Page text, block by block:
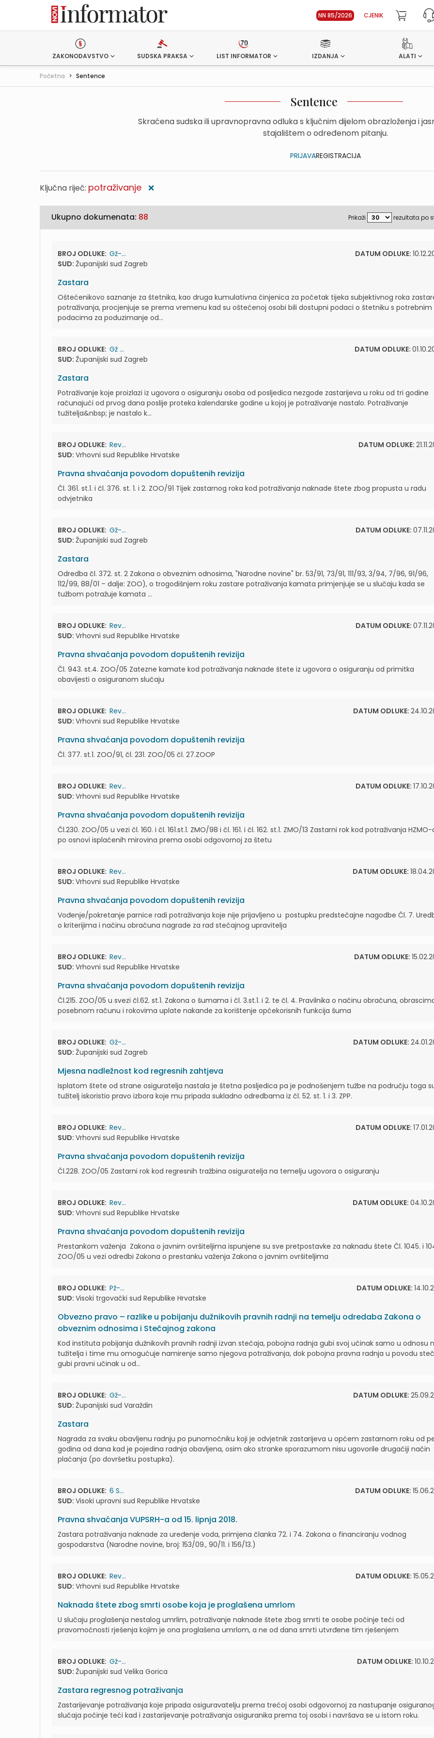
NN 85/2026 CJENIK
ZAKONODAVSTVO SUDSKA PRAKSA LIST INFORMATOR IZDANJA ALATI
Početna > Sentence
Sentence
Skraćena sudska ili upravnopravna odluka s ključnim dijelom obrazloženja i
stajalištem o određenom pitanju.
PRIJAVAREGISTRACIJA
Ključna riječ: potraživanje ❌
Ukupno dokumenata: 88 Prikaži rezultata po
BROJ ODLUKE: Gž-...
SUD: Županijski sud Zagreb
DATUM ODLUKE:
Zastara
Oštećenikovo saznanje za štetnika, kao druga kumulativna činjenica za početak tijeka subjektivnog roka
potraživanja, procjenjuje se prema vremenu kad su oštećenoj osobi bili dostupni podaci o štetniku s potrebnim
podacima za poduzimanje od...
BROJ ODLUKE: Gž ...
SUD: Županijski sud Zagreb
DATUM ODLUKE:
Zastara
Potraživanje koje proizlazi iz ugovora o osiguranju osoba od posljedica nezgode zastarijeva u roku od tri godine
računajući od prvog dana poslije proteka kalendarske godine u kojoj je potraživanje nastalo. Potraživanje
tužitelja&nbsp; je nastalo k...
BROJ ODLUKE: Rev...
SUD: Vrhovni sud Republike Hrvatske
DATUM ODLUKE:
Pravna shvaćanja povodom dopuštenih revizija
Čl. 361. st.1. i čl. 376. st. 1. i 2. ZOO/91 Tijek zastarnog roka kod potraživanja naknade štete zbog propusta u radu
odvjetnika
BROJ ODLUKE: Gž-...
SUD: Županijski sud Zagreb
DATUM ODLUKE:
Zastara
Odredba čl. 372. st. 2 Zakona o obveznim odnosima, "Narodne novine" br. 53/91, 73/91, 111/93, 3/94, 7/96, 91/96,
112/99, 88/01 – dalje: ZOO), o trogodišnjem roku zastare potraživanja kamata primjenjuje se u slučaju kada se
tužbom potražuje kamata ...
BROJ ODLUKE: Rev...
SUD: Vrhovni sud Republike Hrvatske
DATUM ODLUKE:
Pravna shvaćanja povodom dopuštenih revizija
Čl. 943. st.4. ZOO/05 Zatezne kamate kod potraživanja naknade štete iz ugovora o osiguranju od primitka
obavijesti o osiguranom slučaju
BROJ ODLUKE: Rev...
SUD: Vrhovni sud Republike Hrvatske
DATUM ODLUKE:
Pravna shvaćanja povodom dopuštenih revizija
Čl. 377. st.1. ZOO/91, čl. 231. ZOO/05 čl. 27.ZOOP
BROJ ODLUKE: Rev...
SUD: Vrhovni sud Republike Hrvatske
DATUM ODLUKE:
Pravna shvaćanja povodom dopuštenih revizija
Čl.230. ZOO/05 u vezi čl. 160. i čl. 161.st.1. ZMO/98 i čl. 161. i čl. 162. st.1. ZMO/13 Zastarni rok kod potraživanja HZMO-
po osnovi isplaćenih mirovina prema osobi odgovornoj za štetu
BROJ ODLUKE: Rev...
SUD: Vrhovni sud Republike Hrvatske
DATUM ODLUKE:
Pravna shvaćanja povodom dopuštenih revizija
Vođenje/pokretanje parnice radi potraživanja koje nije prijavljeno u postupku predstečajne nagodbe Čl. 7.
o kriterijima i načinu obračuna nagrade za rad stečajnog upravitelja
BROJ ODLUKE: Rev...
SUD: Vrhovni sud Republike Hrvatske
DATUM ODLUKE:
Pravna shvaćanja povodom dopuštenih revizija
Čl.215. ZOO/05 u svezi čl.62. st.1. Zakona o šumama i čl. 3.st.1. i 2. te čl. 4. Pravilnika o načinu obračuna,
posebnom računu i rokovima uplate nakande za korištenje općekorisnih funkcija šuma
BROJ ODLUKE: Gž-...
SUD: Županijski sud Zagreb
DATUM ODLUKE:
Mjesna nadležnost kod regresnih zahtjeva
Isplatom štete od strane osiguratelja nastala je štetna posljedica pa je podnošenjem tužbe na području toga
tužitelj iskoristio pravo izbora koje mu pripada sukladno odredbama iz čl. 52. st. 1. i 3. ZPP.
BROJ ODLUKE: Rev...
SUD: Vrhovni sud Republike Hrvatske
DATUM ODLUKE:
Pravna shvaćanja povodom dopuštenih revizija
Čl.228. ZOO/05 Zastarni rok kod regresnih tražbina osiguratelja na temelju ugovora o osiguranju
BROJ ODLUKE: Rev...
SUD: Vrhovni sud Republike Hrvatske
DATUM ODLUKE:
Pravna shvaćanja povodom dopuštenih revizija
Prestankom važenja Zakona o javnim ovršiteljima ispunjene su sve pretpostavke za naknadu štete Čl. 1045. i
ZOO/05 u vezi odredbi Zakona o prestanku važenja Zakona o javnim ovršiteljima
BROJ ODLUKE: Pž-...
SUD: Visoki trgovački sud Republike Hrvatske
DATUM ODLUKE:
Obvezno pravo – razlike u pobijanju dužnikovih pravnih radnji na temelju odredaba Zakona o
obveznim odnosima i Stečajnog zakona
Kod instituta pobijanja dužnikovih pravnih radnji izvan stečaja, pobojna radnja gubi svoj učinak samo u odnosu
tužitelja i time mu omogućuje namirenje samo njegova potraživanja, dok pobojna pravna radnja u povodu
gubi pravni učinak u od...
BROJ ODLUKE: Gž-...
SUD: Županijski sud Varaždin
DATUM ODLUKE:
Zastara
Nagrada za svaku obavljenu radnju po punomoćniku koji je odvjetnik zastarijeva u općem zastarnom roku od
godina od dana kad je pojedina radnja obavljena, osim ako stranke sporazumom nisu ugovorile drugačiji način
plaćanja (po dovršetku postupka).
BROJ ODLUKE: 6 S...
SUD: Visoki upravni sud Republike Hrvatske
DATUM ODLUKE:
Pravna shvaćanja VUPSRH-a od 15. lipnja 2018.
Zastara potraživanja naknade za uređenje voda, primjena članka 72. i 74. Zakona o financiranju vodnog
gospodarstva (Narodne novine, broj: 153/09., 90/11. i 156/13.)
BROJ ODLUKE: Rev...
SUD: Vrhovni sud Republike Hrvatske
DATUM ODLUKE:
Naknada štete zbog smrti osobe koja je proglašena umrlom
U slučaju proglašenja nestalog umrlim, potraživanje naknade štete zbog smrti te osobe počinje teći od
pravomoćnosti rješenja kojim je ona proglašena umrlom, a ne od dana smrti utvrđene tim rješenjem
BROJ ODLUKE: Gž-...
SUD: Županijski sud Velika Gorica
DATUM ODLUKE:
Zastara regresnog potraživanja
Zastarijevanje potraživanja koje pripada osiguravatelju prema trećoj osobi odgovornoj za nastupanje
slučaja počinje teći kad i zastarijevanje potraživanja osiguranika prema toj osobi i navršava se u istom roku.